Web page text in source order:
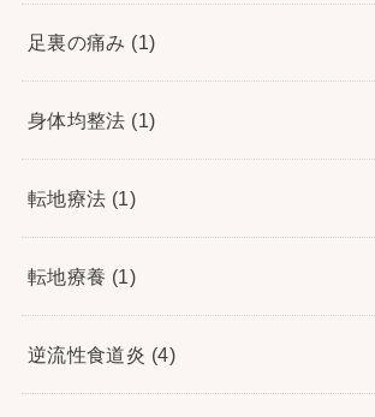
足裏の痛み (1)
身体均整法 (1)
転地療法 (1)
転地療養 (1)
逆流性食道炎 (4)